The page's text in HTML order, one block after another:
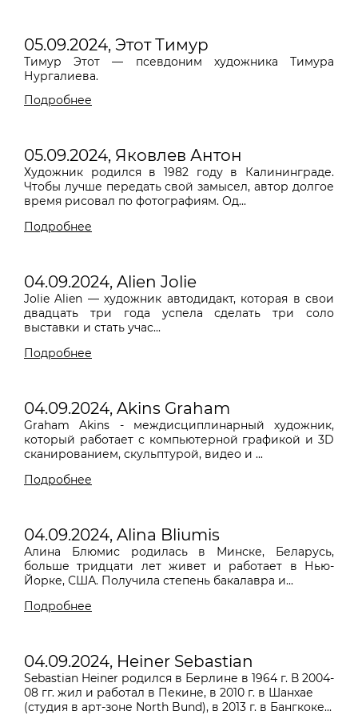
05.09.2024, Этот Тимур
Тимур Этот— псевдоним художника Тимура
Нургалиева.
05.09.2024, Яковлев Антон
Художник родился в 1982 году в Калининграде.
Чтобы лучше передать свой замысел, автор долгое
время рисовал по фотографиям. Од...
Подробнее
04.09.2024, Alien Jolie
Jolie Alien — художник автодидакт, которая в свои
двадцать три года успела сделать три соло
выставки и стать учас...
Подробнее
04.09.2024, Akins Graham
Graham Akins - междисциплинарный художник,
который работает с компьютерной графикой и 3D
сканированием, скульптурой, видео и ...
Подробнее
04.09.2024, Alina Bliumis
Алина Блюмис родилась в Минске, Беларусь,
больше тридцати лет живет и работает в Нью-
Йорке, США. Получила степень бакалавра и...
Подробнее
04.09.2024, Heiner Sebastian
Sebastian Heiner родился в Берлине в 1964 г. В 2004-
08 гг. жил и работал в Пекине, в 2010 г. в Шанхае
(студия в арт-зоне North Bund), в 2013 г. в Бангкоке...